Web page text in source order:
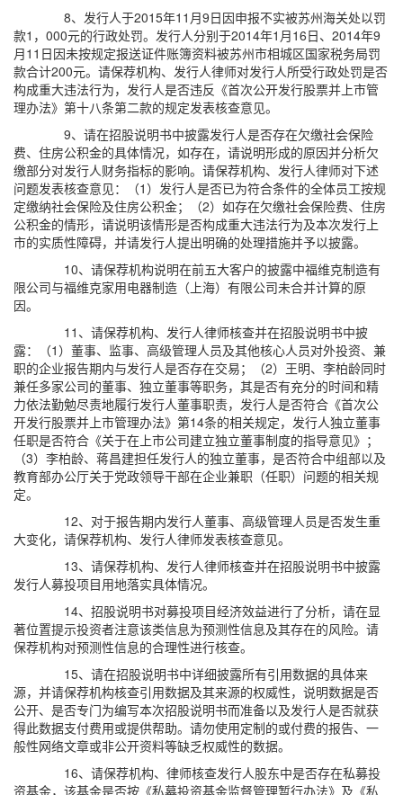
8、发行人于2015年11月9日因申报不实被苏州海关处以罚
款1，000元的行政处罚。发行人分别于2014年1月16日、2014年9
月11日因未按规定报送证件账簿资料被苏州市相城区国家税务局罚
款合计200元。请保荐机构、发行人律师对发行人所受行政处罚是否
构成重大违法行为，发行人是否违反《首次公开发行股票并上市管
理办法》第十八条第二款的规定发表核查意见。
9、请在招股说明书中披露发行人是否存在欠缴社会保险
费、住房公积金的具体情况，如存在，请说明形成的原因并分析欠
缴部分对发行人财务指标的影响。请保荐机构、发行人律师对下述
问题发表核查意见：（1）发行人是否已为符合条件的全体员工按规
定缴纳社会保险及住房公积金；（2）如存在欠缴社会保险费、住房
公积金的情形，请说明该情形是否构成重大违法行为及本次发行上
市的实质性障碍，并请发行人提出明确的处理措施并予以披露。
10、请保荐机构说明在前五大客户的披露中福维克制造有
限公司与福维克家用电器制造（上海）有限公司未合并计算的原
因。
11、请保荐机构、发行人律师核查并在招股说明书中披
露：（1）董事、监事、高级管理人员及其他核心人员对外投资、兼
职的企业报告期内与发行人是否存在交易；（2）王明、李柏龄同时
兼任多家公司的董事、独立董事等职务，其是否有充分的时间和精
力依法勤勉尽责地履行发行人董事职责，发行人是否符合《首次公
开发行股票并上市管理办法》第14条的相关规定，发行人独立董事
任职是否符合《关于在上市公司建立独立董事制度的指导意见》；
（3）李柏龄、蒋昌建担任发行人的独立董事，是否符合中组部以及
教育部办公厅关于党政领导干部在企业兼职（任职）问题的相关规
定。
12、对于报告期内发行人董事、高级管理人员是否发生重
大变化，请保荐机构、发行人律师发表核查意见。
13、请保荐机构、发行人律师核查并在招股说明书中披露
发行人募投项目用地落实具体情况。
14、招股说明书对募投项目经济效益进行了分析，请在显
著位置提示投资者注意该类信息为预测性信息及其存在的风险。请
保荐机构对预测性信息的合理性进行核查。
15、请在招股说明书中详细披露所有引用数据的具体来
源，并请保荐机构核查引用数据及其来源的权威性，说明数据是否
公开、是否专门为编写本次招股说明书而准备以及发行人是否就获
得此数据支付费用或提供帮助。请勿使用定制的或付费的报告、一
般性网络文章或非公开资料等缺乏权威性的数据。
16、请保荐机构、律师核查发行人股东中是否存在私募投
资基金，该基金是否按《私募投资基金监督管理暂行办法》及《私